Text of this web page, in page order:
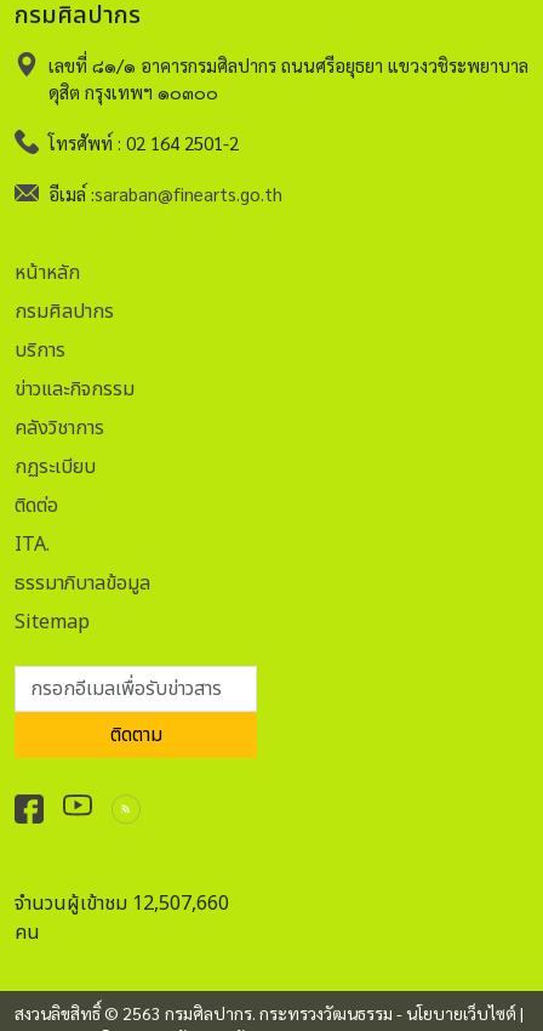
กรมศิลปากร
เลขที่ ๘๑/๑ อาคารกรมศิลปากร ถนนศรีอยุธยา แขวงวชิระพยาบาล
ดุสิต กรุงเทพฯ ๑๐๓๐๐
โทรศัพท์ : 02 164 2501-2
อีเมล์ :saraban@finearts.go.th
หน้าหลัก
กรมศิลปากร
บริการ
ข่าวและกิจกรรม
คลังวิชาการ
กฏระเบียบ
ติดต่อ
ITA.
ธรรมาภิบาลข้อมูล
Sitemap
กรอกอีเมลเพื่อรับข่าวสาร
ติดตาม
จำนวนผู้เข้าชม 12,507,660
คน
สงวนลิขสิทธิ์ © 2563 กรมศิลปากร. กระทรวงวัฒนธรรม -นโยบายเว็บไซต์ |